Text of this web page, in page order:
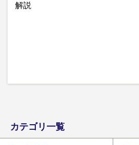
解説
カテゴリ一覧